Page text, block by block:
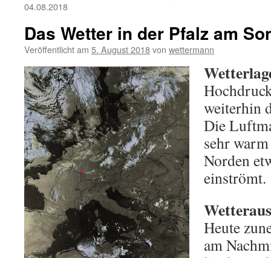
04.08.2018
Das Wetter in der Pfalz am
Veröffentlicht am 5. August 2018von wettermann
weiterhin
Die
sehr
Norden
einströmt.
Heute
am